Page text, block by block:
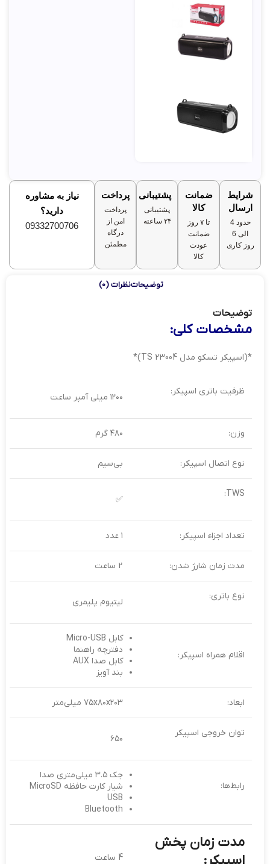
شرایط
ارسال
حدود 4
الی 6
روز کاری
ضمانت
کالا
تا ۷ روز
ضمانت
عودت
کالا
پشتیبانی
پشتیبانی
۲۴ ساعته
پرداخت
پرداخت
امن از
درگاه
مطمئن
نیاز به مشاوره
دارید؟
09332700706
توضیحاتنظرات (0)
توضیحات
مشخصات کلی:
*(اسپیکر تسکو مدل TS 23004)*
ظرفیت باتری اسپیکر:
۱۲۰۰ میلی آمپر ساعت
وزن: ۴۸۰ گرم
نوع اتصال اسپیکر: بی‌سیم
TWS:
✅
تعداد اجزاء اسپیکر: ۱ عدد
مدت زمان شارژ شدن:
نوع باتری:
لیتیوم پلیمری
اقلام همراه اسپیکر:
کابل Micro-USB
دفترچه راهنما
کابل صدا AUX
بند آویز
ابعاد: ۷۵x۸۰x۲۰۳ میلی‌متر
توان خروجی اسپیکر
۶۵۰
رابط‌ها:
جک ۳.۵ میلی‌متری صدا
شیار کارت حافظه MicroSD
USB
Bluetooth
مدت زمان پخش
4 ساعت